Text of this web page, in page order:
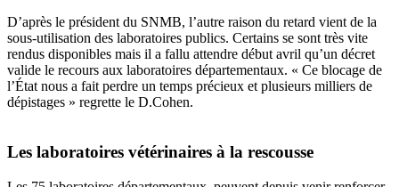
D’après le président du SNMB, l’autre raison du retard vient de la
sous-utilisation des laboratoires publics. Certains se sont très vite
rendus disponibles mais il a fallu attendre début avril qu’un décret
valide le recours aux laboratoires départementaux. « Ce blocage de
l’État nous a fait perdre un temps précieux et plusieurs milliers de
dépistages » regrette le D.Cohen.
Les laboratoires vétérinaires à la rescousse